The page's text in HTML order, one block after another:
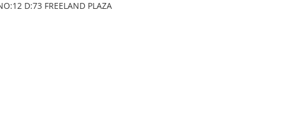
D:73 FREELAND PLAZA